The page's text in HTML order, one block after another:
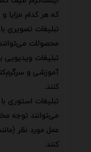
که هر کدام مزایا
تبلیغات تصویری
محصولات
تبلیغات ویدیویی
آموزشی و
کنند.
تبلیغات استوری
می‌توانند توجه
عمل مورد نظر
کنند.